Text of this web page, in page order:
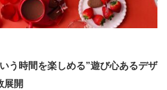
う時間を楽しめる”遊び心あるデザ
展開